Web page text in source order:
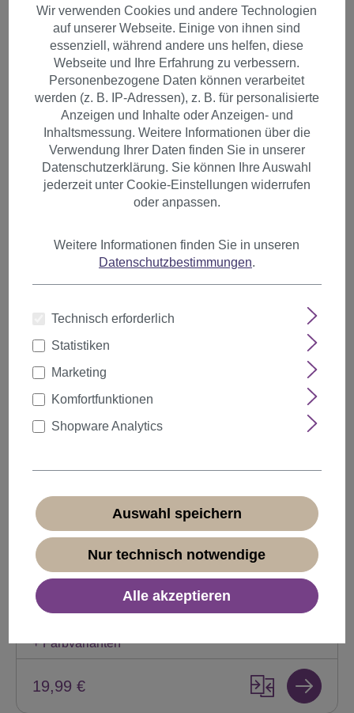
Haarfaser
Länge
Struktur
Produkte filtern
Herren Perücke Wild Stürmisch-Struppig
aufgestylt Kurz braun GFW1169-6
Produktnummer:
GFW1169-6(B49)
+ Farbvarianten
19,99 €
Wir verwenden Cookies und andere Technologien
auf unserer Webseite. Einige von ihnen sind
essenziell, während andere uns helfen, diese
Webseite und Ihre Erfahrung zu verbessern.
Personenbezogene Daten können verarbeitet
werden (z. B. IP-Adressen), z. B. für personalisierte
Anzeigen und Inhalte oder Anzeigen- und
Inhaltsmessung. Weitere Informationen über die
Verwendung Ihrer Daten finden Sie in unserer
Datenschutzerklärung. Sie können Ihre Auswahl
jederzeit unter Cookie-Einstellungen widerrufen
oder anpassen.
Weitere Informationen finden Sie in unseren
Datenschutzbestimmungen.
Technisch erforderlich
Statistiken
Marketing
Komfortfunktionen
Shopware Analytics
Auswahl speichern
Nur technisch notwendige
Alle akzeptieren